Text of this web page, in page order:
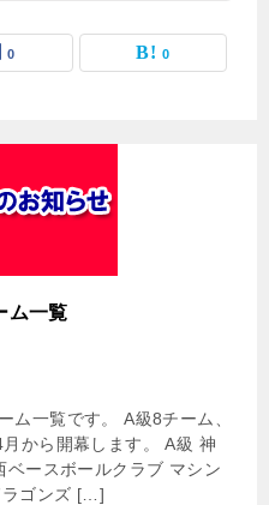
0 0
ム一覧
ム一覧です。 A級8チーム、
から開幕します。 A級 神
ベースボールクラブ マシン
ラゴンズ […]